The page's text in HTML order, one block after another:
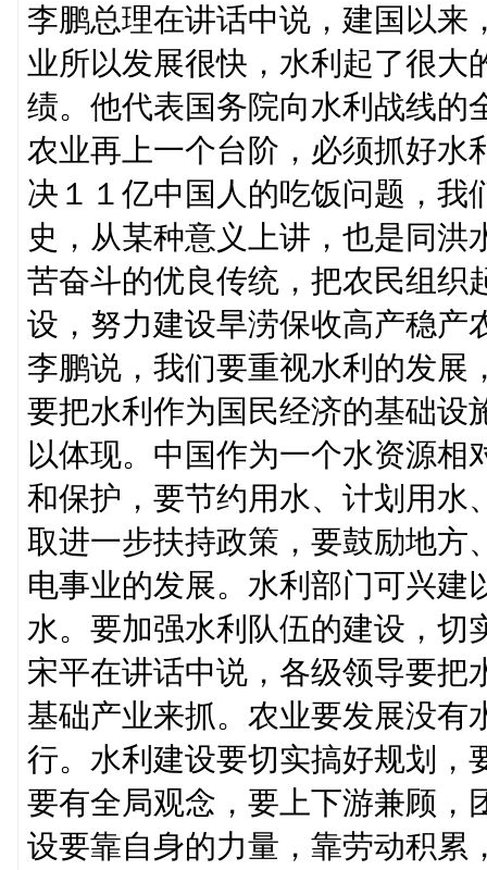
李鹏总理在讲话中说，建国以来
业所以发展很快，水利起了很大
绩。他代表国务院向水利战线的
农业再上一个台阶，必须抓好水
决１１亿中国人的吃饭问题，我
史，从某种意义上讲，也是同
苦奋斗的优良传统，把农民组织
设，努力建设旱涝保收高产稳产
李鹏说，我们要重视水利的发展
要把水利作为国民经济的基础设
以体现。中国作为一个水资源
和保护，要节约用水、计划用水
取进一步扶持政策，要鼓励地方
电事业的发展。水利部门可兴建
水。要加强水利队伍的建设，切
宋平在讲话中说，各级领导要把
基础产业来抓。农业要发展没有
行。水利建设要切实搞好规划，
要有全局观念，要上下游兼顾，
设要靠自身的力量，靠劳动积累